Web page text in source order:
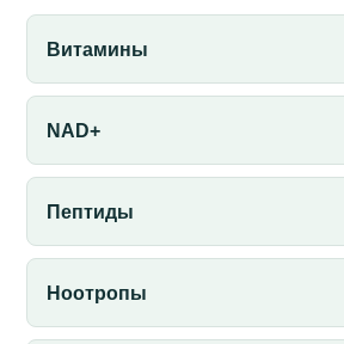
Витамины
NAD+
Пептиды
Ноотропы